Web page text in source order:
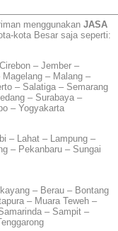
menggunakan JASA
kota Besar saja seperti:
– Jember –
– Malang –
– Salatiga – Semarang
– Surabaya –
– Yogyakarta
– Lahat – Lampung –
– Pekanbaru – Sungai
– Berau – Bontang
– Muara Teweh –
– Sampit –